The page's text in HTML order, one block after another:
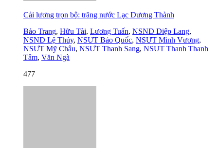
Cải lương trọn bộ: trăng nước Lạc Dương Thành
Bảo Trang, Hữu Tài, Lương Tuấn, NSND Diệp Lang,
NSND Lệ Thủy, NSƯT Bảo Quốc, NSƯT Minh Vương,
NSƯT Mỹ Châu, NSƯT Thanh Sang, NSUT Thanh Thanh
Tâm, Văn Ngà
477